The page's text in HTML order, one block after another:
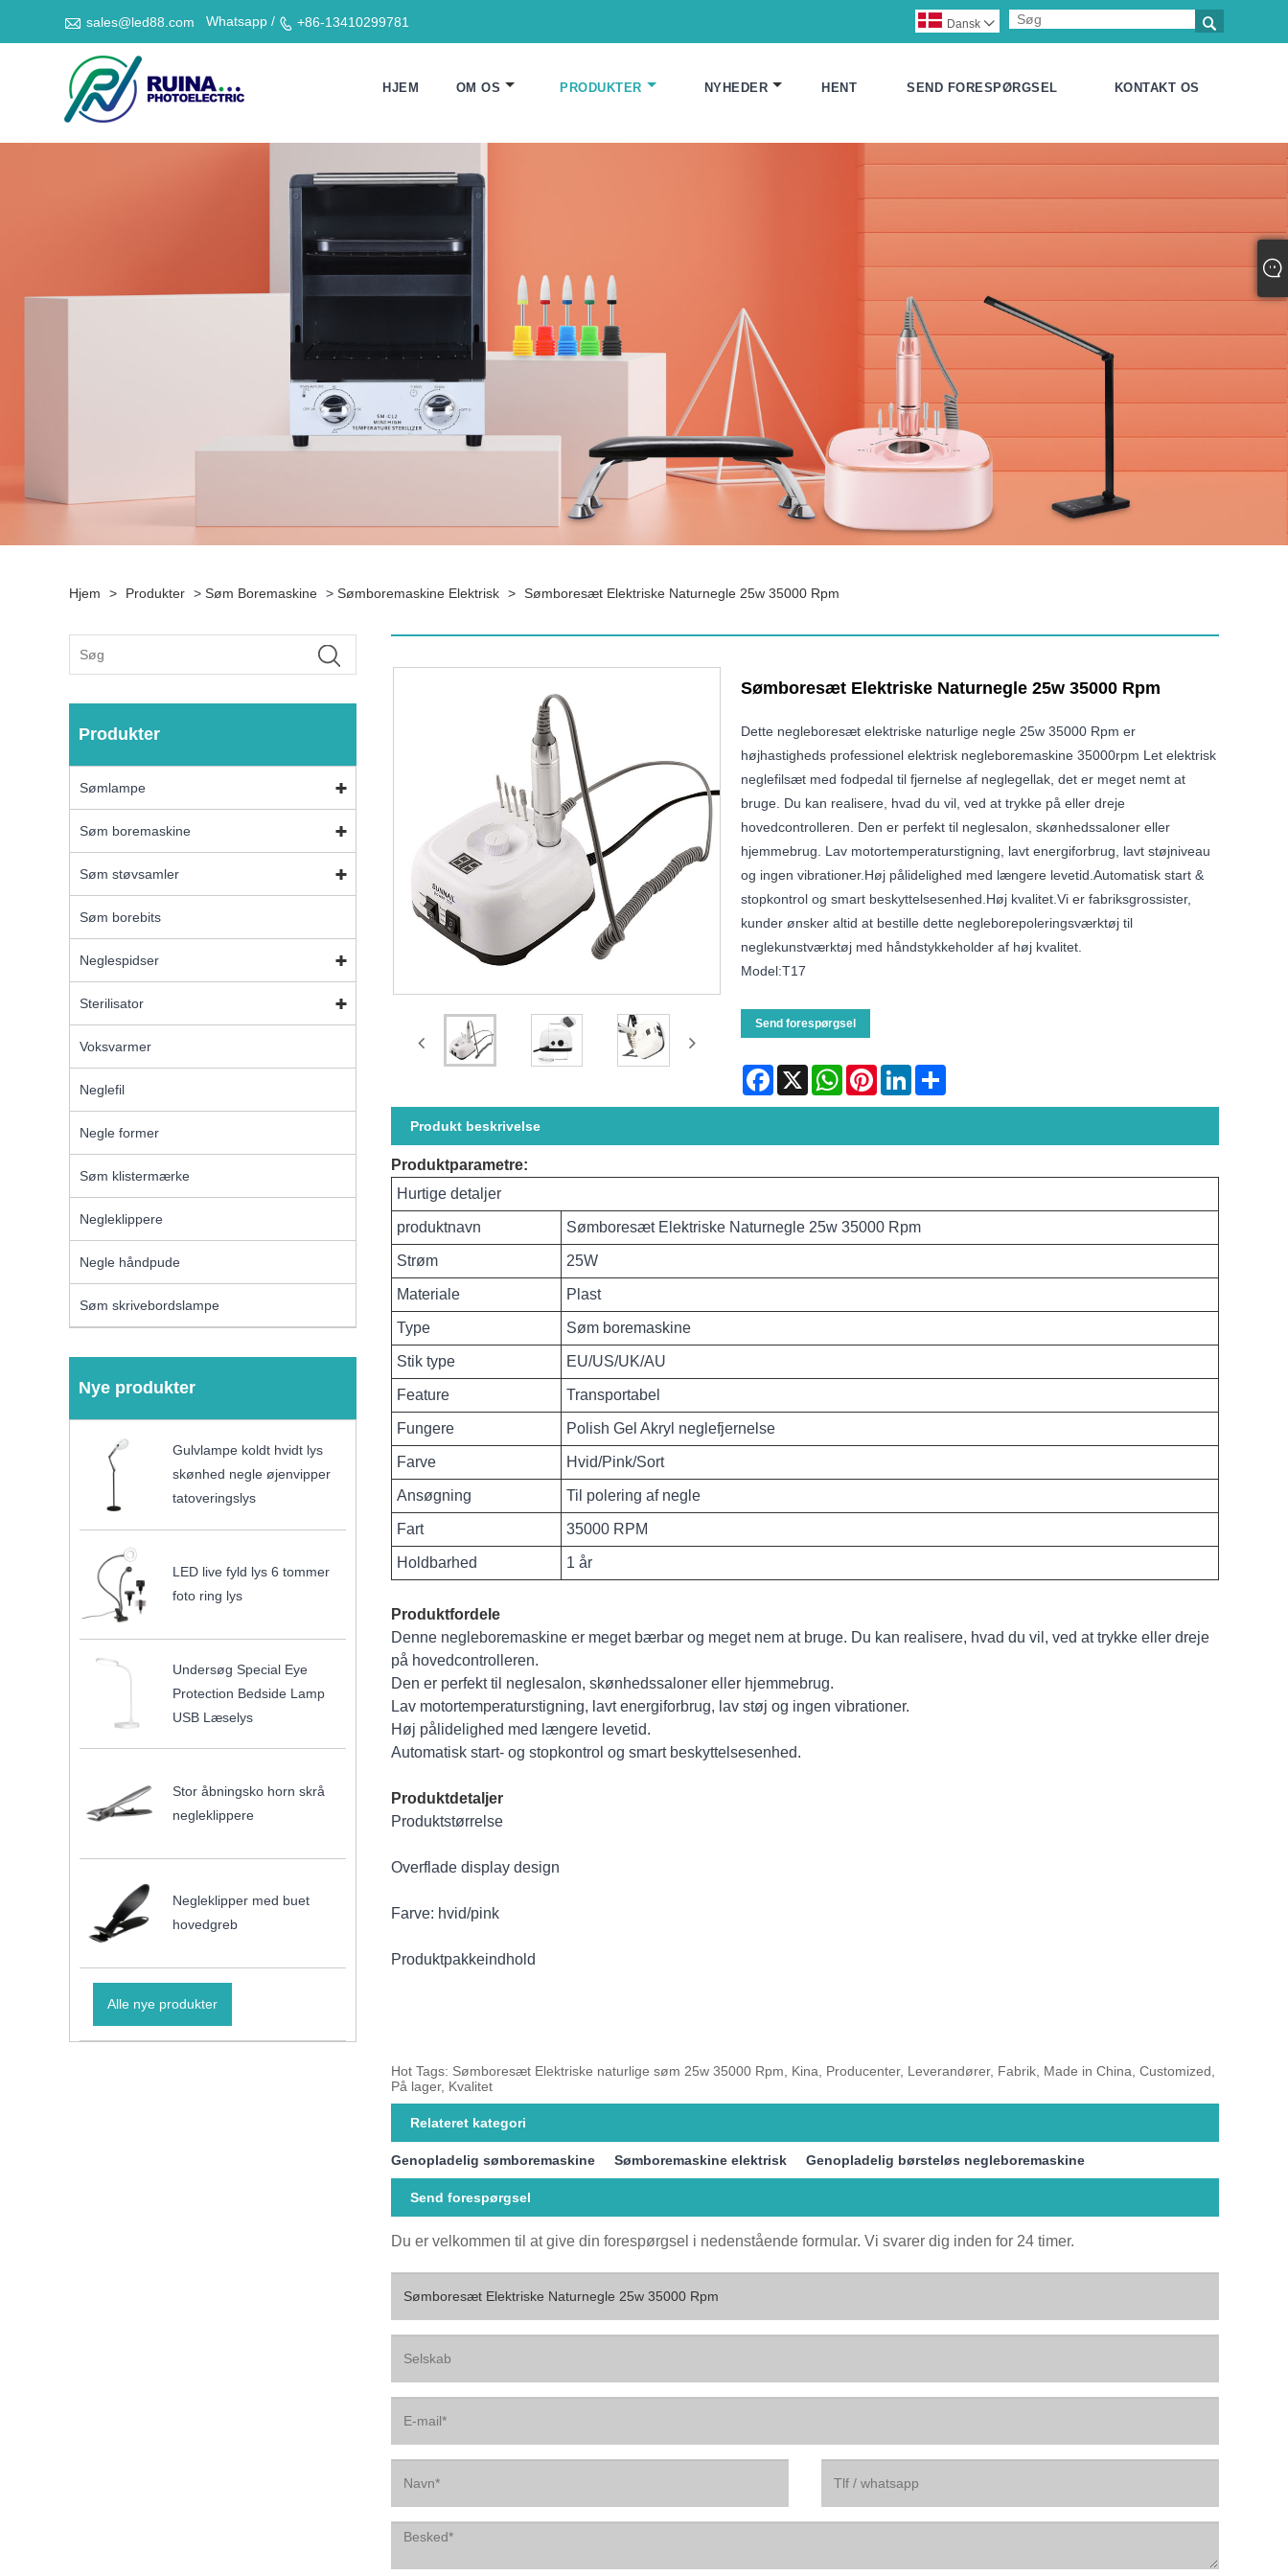
 sales@led88.com Whatsapp /  +86-13410299781 
Dansk 
HJEM OM OS PRODUKTER NYHEDER HENT SEND FORESPØRGSEL KONTAKT OS
Hjem > Produkter > Søm Boremaskine > Sømboremaskine Elektrisk > Sømboresæt Elektriske Naturnegle 25w 35000 Rpm
Produkter
Sømlampe
Søm boremaskine
Søm støvsamler
Søm borebits
Neglespidser
Sterilisator
Voksvarmer
Neglefil
Negle former
Søm klistermærke
Negleklippere
Negle håndpude
Søm skrivebordslampe
Nye produkter
Gulvlampe koldt hvidt lys
skønhed negle øjenvipper
tatoveringslys
LED live fyld lys 6 tommer
foto ring lys
Undersøg Special Eye
Protection Bedside Lamp
USB Læselys
Stor åbningsko horn skrå
negleklippere
Negleklipper med buet
hovedgreb
Alle nye produkter
Sømboresæt Elektriske Naturnegle 25w 35000 Rpm
Dette negleboresæt elektriske naturlige negle 25w 35000 Rpm er
højhastigheds professionel elektrisk negleboremaskine 35000rpm Let elektrisk
neglefilsæt med fodpedal til fjernelse af neglegellak, det er meget nemt at
bruge. Du kan realisere, hvad du vil, ved at trykke på eller dreje
hovedcontrolleren. Den er perfekt til neglesalon, skønhedssaloner eller
hjemmebrug. Lav motortemperaturstigning, lavt energiforbrug, lavt støjniveau
og ingen vibrationer.Høj pålidelighed med længere levetid.Automatisk start &
stopkontrol og smart beskyttelsesenhed.Høj kvalitet.Vi er fabriksgrossister,
kunder ønsker altid at bestille dette negleborepoleringsværktøj til
neglekunstværktøj med håndstykkeholder af høj kvalitet.
Model:T17
Send forespørgsel
Facebook
X WhatsAppPinterestLinkedInShare
Produkt beskrivelse
Produktparametre:
Hurtige detaljer
produktnavn Sømboresæt Elektriske Naturnegle 25w 35000 Rpm
Strøm 25W
Materiale Plast
Type Søm boremaskine
Stik type EU/US/UK/AU
Feature Transportabel
Fungere Polish Gel Akryl neglefjernelse
Farve Hvid/Pink/Sort
Ansøgning Til polering af negle
Fart 35000 RPM
Holdbarhed 1 år
Produktfordele
Denne negleboremaskine er meget bærbar og meget nem at bruge. Du kan realisere, hvad du vil, ved at trykke eller dreje
på hovedcontrolleren.
Den er perfekt til neglesalon, skønhedssaloner eller hjemmebrug.
Lav motortemperaturstigning, lavt energiforbrug, lav støj og ingen vibrationer.
Høj pålidelighed med længere levetid.
Automatisk start- og stopkontrol og smart beskyttelsesenhed.
Produktdetaljer
Produktstørrelse
Overflade display design
Farve: hvid/pink
Produktpakkeindhold
Hot Tags: Sømboresæt Elektriske naturlige søm 25w 35000 Rpm, Kina, Producenter, Leverandører, Fabrik, Made in China, Customized,
På lager, Kvalitet
Relateret kategori
Genopladelig sømboremaskine Sømboremaskine elektrisk Genopladelig børsteløs negleboremaskine
Send forespørgsel
Du er velkommen til at give din forespørgsel i nedenstående formular. Vi svarer dig inden for 24 timer.